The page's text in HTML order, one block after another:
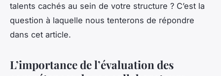
talents cachés au sein de votre structure ? C’est la
question à laquelle nous tenterons de répondre
dans cet article.
L’importance de l’évaluation des